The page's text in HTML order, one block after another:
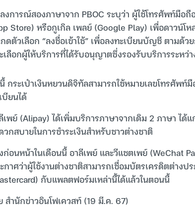
งการณ์สองภาษาจาก PBOC ระบุว่า ผู้ใช้โทรศัพท์มือถื
Store) หรือกูเกิล เพลย์ (Google Play) เพื่อดาวน์
ดตัวเลือก “ลงชื่อเข้าใช้” เพื่อลงทะเบียนบัญชี ตามด้ว
เลือกผู้ให้บริการที่ได้รับอนุญาตซึ่งรองรับบริการระหว่
กระเป๋าเงินหยวนดิจิทัลสามารถใช้หมายเลขโทรศัพท์
บียนได้
เพย์ (Alipay) ได้เพิ่มบริการภาษาจากเดิม 2 ภาษา ไ
วกสบายในการชำระเงินสำหรับชาวต่างชาติ
ก่อนหน้าในเดือนนี้ อาลีเพย์ และวีแชตเพย์ (WeChat
กาศว่าผู้ใช้งานต่างชาติสามารถเชื่อมบัตรเครดิตต่าง
กับแพลตฟอร์มเหล่านี้ได้แล้วในตอนนี้
สำนักข่าวอินโฟเควสท์ (19 มี.ค. 67)